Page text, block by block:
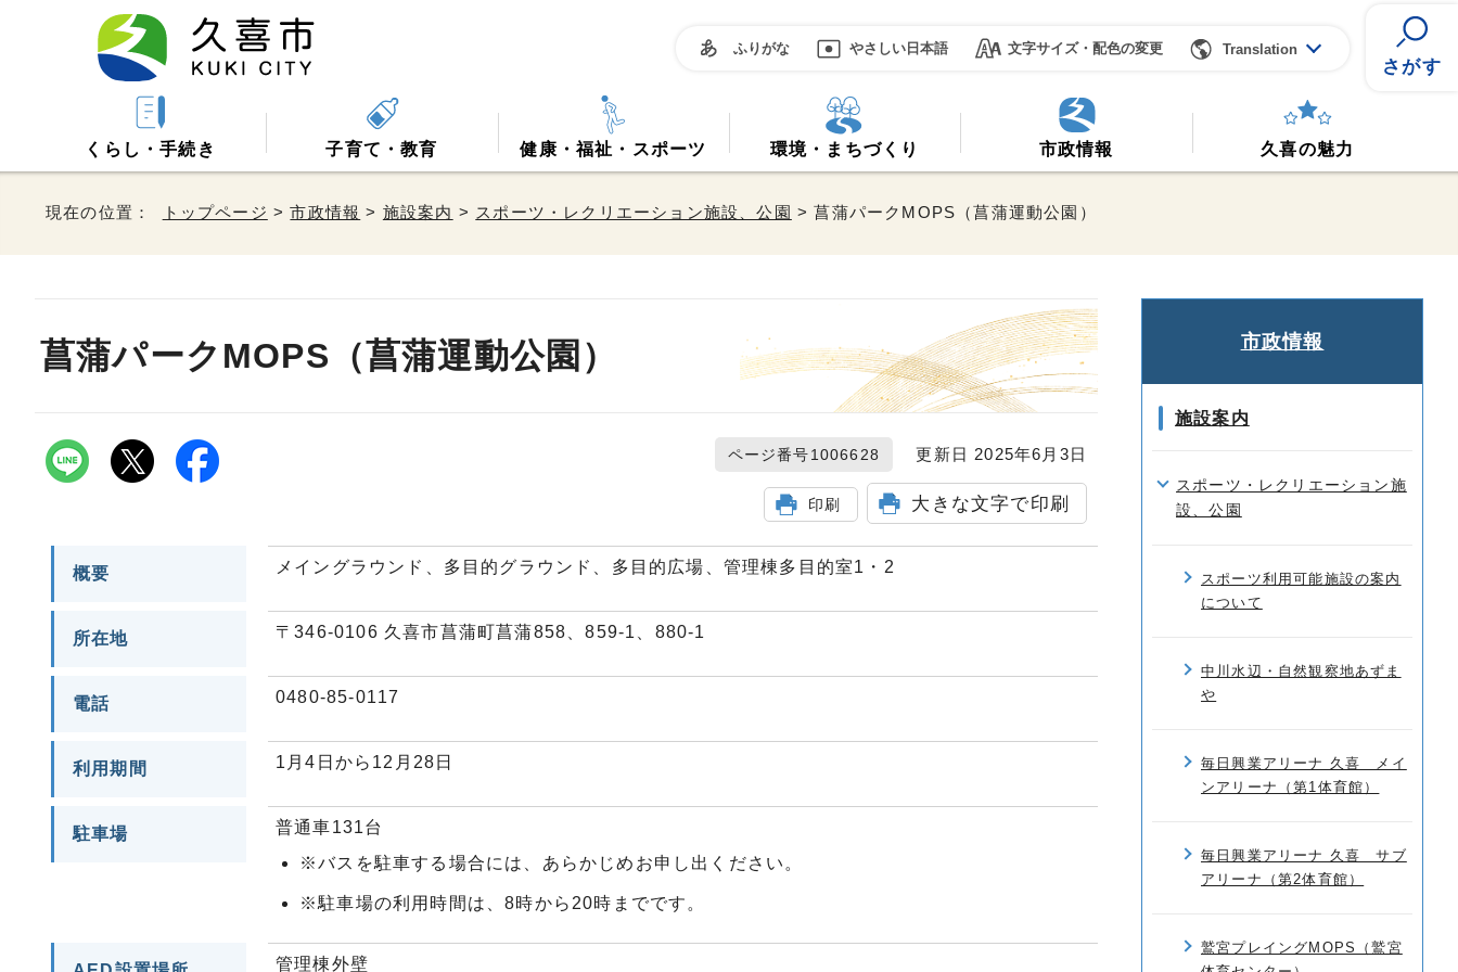
ふりがな やさしい日本語 文字サイズ・配色の変更 Translation
さがす
くらし・手続き 子育て・教育 健康・福祉・スポーツ 環境・まちづくり 市政情報 久喜の魅力
現在の位置： トップページ >市政情報 > 施設案内 > スポーツ・レクリエーション施設、公園 > 菖蒲パークMOPS（菖蒲運動公園）
菖蒲パークMOPS（菖蒲運動公園）
ページ番号1006628 更新日 2025年6月3日
印刷 大きな文字で印刷
概要 メイングラウンド、多目的グラウンド、多目的広場、管理棟多目的室1・2
所在地 〒346-0106 久喜市菖蒲町菖蒲858、859‐1、880‐1
電話 0480‐85‐0117
利用期間 1月4日から12月28日
駐車場
普通車131台
※バスを駐車する場合には、あらかじめお申し出ください。
※駐車場の利用時間は、8時から20時までです。
管理棟外壁
市政情報
施設案内
スポーツ・レクリエーション施
設、公園
スポーツ利用可能施設の案内
について
中川水辺・自然観察地あずま
や
毎日興業アリーナ 久喜 メイ
ンアリーナ（第1体育館）
毎日興業アリーナ 久喜 サブ
アリーナ（第2体育館）
鷲宮プレイングMOPS（鷲宮